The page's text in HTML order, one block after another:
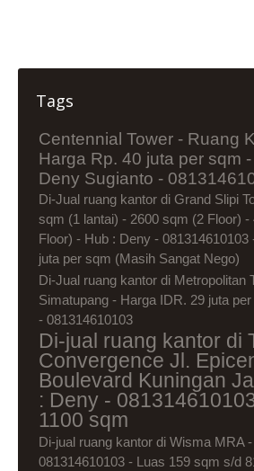
Tags
Centennial Tower - Ruang
Harga Rp. 40 juta per sqm
Deny Sugianto -
Di-Jual ruang kantor di Grand Slipi
sqm (1 lantai) - 2600 sqm (2 Floor) -
Floor) - Hub : Deny -
juta per sqm (Masih Sangat Nego)
Di-Jual ruang kantor di Metropolitan
Simatupang - Harga IDR. 29 juta
- 081314610103
Di-jual ruang kantor di
Convergence Jl.
Boulevard Kuningan
: Deny -
1100 sqm
Di-jual ruang kantor di Wisma MRA
081314610103 - Luas 159 sqm s/d